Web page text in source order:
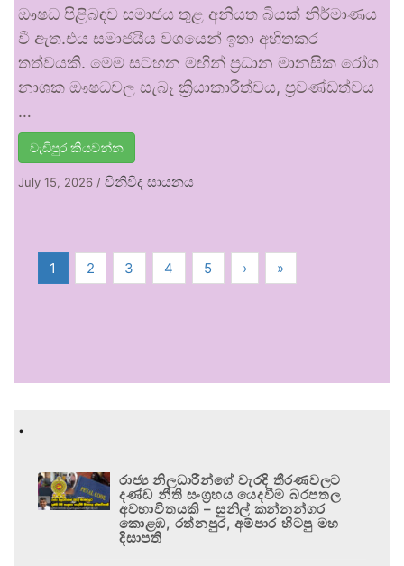
ඖෂධ පිළිබඳව සමාජය තුළ අනියත බියක් නිර්මාණය
වී ඇත.එය සමාජයීය වශයෙන් ඉතා අහිතකර
තත්වයකි. මෙම සටහන මඟින් ප්‍රධාන මානසික රෝග
නාශක ඖෂධවල සැබෑ ක්‍රියාකාරීත්වය, ප්‍රචණ්ඩත්වය
…
වැඩිපුර කියවන්න
July 15, 2026 / විනිවිද සායනය
1 2 3 4 5 › »
.
රාජ්‍ය නිලධාරීන්ගේ වැරදි තීරණවලට
දණ්ඩ නීති සංග්‍රහය යෙදවීම බරපතල
අවභාවිතයකි – සුනිල් කන්නන්ගර
කොළඹ, රත්නපුර, අම්පාර හිටපු මහ
දිසාපති